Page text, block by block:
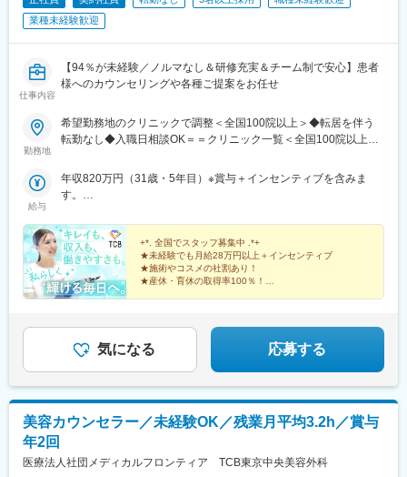
屋駅、西高蔵駅、新豊田駅、新豊橋駅、岐阜駅、新静岡駅、浜松
駅、三島田町駅、市役所前駅(長野県)、金沢駅、あすなろう四日市
阿部野橋駅、四ツ橋駅、七条駅、四条駅(京都市営)、三宮駅(神戸
新交通)、山陽姫路駅、田中口駅、八丁堀駅(広島県)、高松築港
県)、東比恵駅、鹿児島中央駅、水道町駅、五島町駅、旭橋駅、西
早稲田駅、末広町駅(東京都)、立川南駅、高輪ゲートウェイ駅、九
り駅、三島駅、七ツ屋駅、富山駅、福井城址大名町駅、なんば駅
(南海線)、大阪駅、天王寺駅、西大橋駅、五条駅(京都市営)、京都
駅、はりまや橋駅、旦過駅、高見橋駅、熊本城・市役所前駅、長
崎駅(長崎県)、美栄橋駅
業種未経験歓迎
仕事内容
【94％が未経験／ノルマなし＆研修充実＆チーム制で安心】患者
様へのカウンセリングや各種ご提案をお任せ
勤務地
希望勤務地のクリニックで調整＜全国100院以上＞◆転居を伴う
転勤なし◆入職日相談OK＝＝クリニック一覧＜全国100院以上展
岡院、秋田院、山形院、仙台駅前院、福島院、郡山院など【関
東】新宿東口院、池袋駅前院、品川院、秋葉原院、町田院、八王
院、水戸院、つくば院、宇都宮院、高崎院、前橋院など【中部】
名古屋栄院、岐阜院、静岡院、浜松院、三島院、新潟院、金沢
院、福井院、富山院、長野院、松本院、山梨甲府駅前院など【近
畿】大阪駅前院、天王寺院、京都駅前院、奈良院、姫路院、神戸
院、和歌山院、四日市院など【中四国】広島院、福山院、松山
院、高松院、高知院、徳島院、松江院、周南徳山駅ビル院【九
院、鹿児島院、那覇院など※受動喫煙対策あり
給与
年収820万円（31歳・5年目）※賞与＋インセンティブを含みま
す。
す。
+*. 全国でスタッフ募集中 .*+
★未経験でも月給28万円以上＋インセンティブ
★施術やコスメの社割あり！
★産休・育休の取得率100％！
気になる 応募する
美容カウンセラー／未経験OK／残業月平均3.2h／賞与
年2回
医療法人社団メディカルフロンティア TCB東京中央美容外科